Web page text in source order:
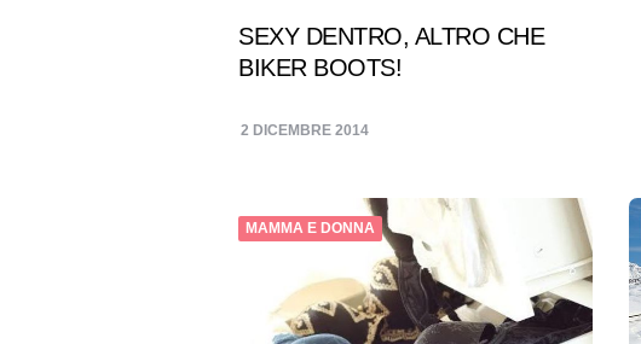
SEXY DENTRO, ALTRO CHE
BIKER BOOTS!
2 DICEMBRE 2014
MAMMA E DONNA